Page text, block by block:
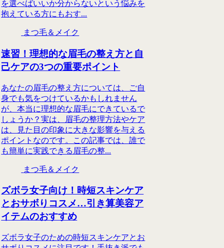
を選べばいいか分からないという悩みを
抱えている方にもおす...
まつ毛＆メイク
速習！理想的な眉毛の整え方と自
己ケアの3つの重要ポイント
あなたの眉毛の整え方については、ご自
身でも気をつけているかもしれません
が、本当に理想的な眉毛にできているで
しょうか？実は、眉毛の整理方法やケア
は、見た目の印象に大きな影響を与える
ポイントなのです。この記事では、誰で
も簡単に実践できる眉毛の整...
まつ毛＆メイク
ズボラ女子向け！時短スキンケア
とおサボりコスメ…引き算美容ア
イテムのおすすめ
ズボラ女子のための時短スキンケアとお